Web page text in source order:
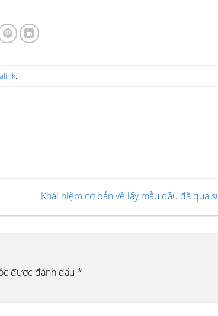
.
Khái niệm cơ bản về lấy mẫu dầu đã qua
được đánh dấu *